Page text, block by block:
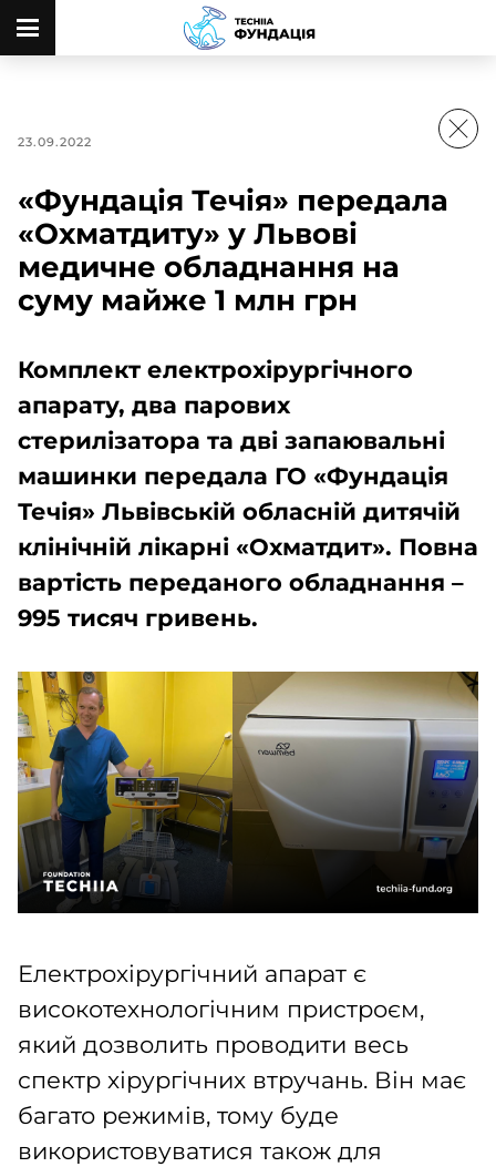
23.09.2022
«Фундація Течія» передала
«Охматдиту» у Львові
медичне обладнання на
суму майже 1 млн грн
Комплект електрохірургічного
апарату, два парових
стерилізатора та дві запаювальні
машинки передала ГО «Фундація
Течія» Львівській обласній дитячій
клінічній лікарні «Охматдит». Повна
вартість переданого обладнання –
995 тисяч гривень.
Електрохірургічний апарат є
високотехнологічним пристроєм,
який дозволить проводити весь
спектр хірургічних втручань. Він має
багато режимів, тому буде
використовуватися також для